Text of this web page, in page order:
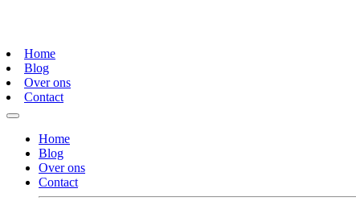
Home
Blog
Over ons
Contact
Home
Blog
Over ons
Contact